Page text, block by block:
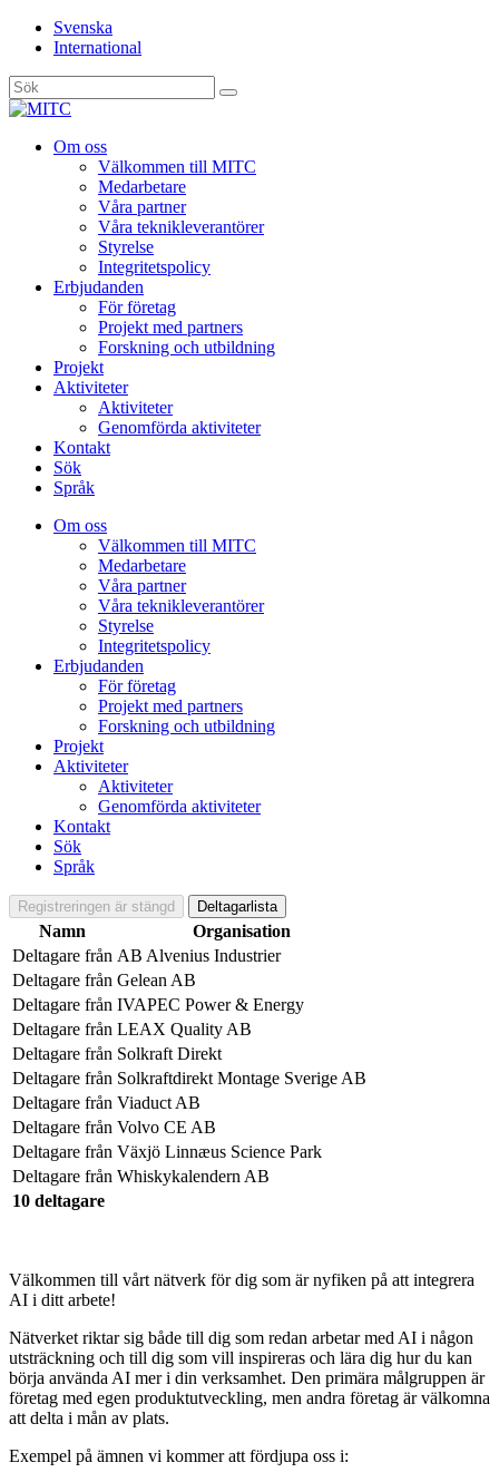
Svenska
International
Sök
efter:
Om oss
Välkommen till MITC
Medarbetare
Våra partner
Våra teknikleverantörer
Styrelse
Integritetspolicy
Erbjudanden
För företag
Projekt med partners
Forskning och utbildning
Projekt
Aktiviteter
Aktiviteter
Genomförda aktiviteter
Kontakt
Sök
Språk
Om oss
Välkommen till MITC
Medarbetare
Våra partner
Våra teknikleverantörer
Styrelse
Integritetspolicy
Erbjudanden
För företag
Projekt med partners
Forskning och utbildning
Projekt
Aktiviteter
Aktiviteter
Genomförda aktiviteter
Kontakt
Sök
Språk
Registreringen är stängd Deltagarlista
Namn
Organisation
Deltagare från AB Alvenius Industrier
Deltagare från Gelean AB
Deltagare från IVAPEC Power & Energy
Deltagare från LEAX Quality AB
Deltagare från Solkraft Direkt
Deltagare från Solkraftdirekt Montage Sverige AB
Deltagare från Viaduct AB
Deltagare från Volvo CE AB
Deltagare från Växjö Linnæus Science Park
Deltagare från Whiskykalendern AB
10 deltagare
Välkommen till vårt nätverk för dig som är nyfiken på att integrera
AI i ditt arbete!
Nätverket riktar sig både till dig som redan arbetar med AI i någon
utsträckning och till dig som vill inspireras och lära dig hur du kan
börja använda AI mer i din verksamhet. Den primära målgruppen är
företag med egen produktutveckling, men andra företag är välkomna
att delta i mån av plats.
Exempel på ämnen vi kommer att fördjupa oss i: